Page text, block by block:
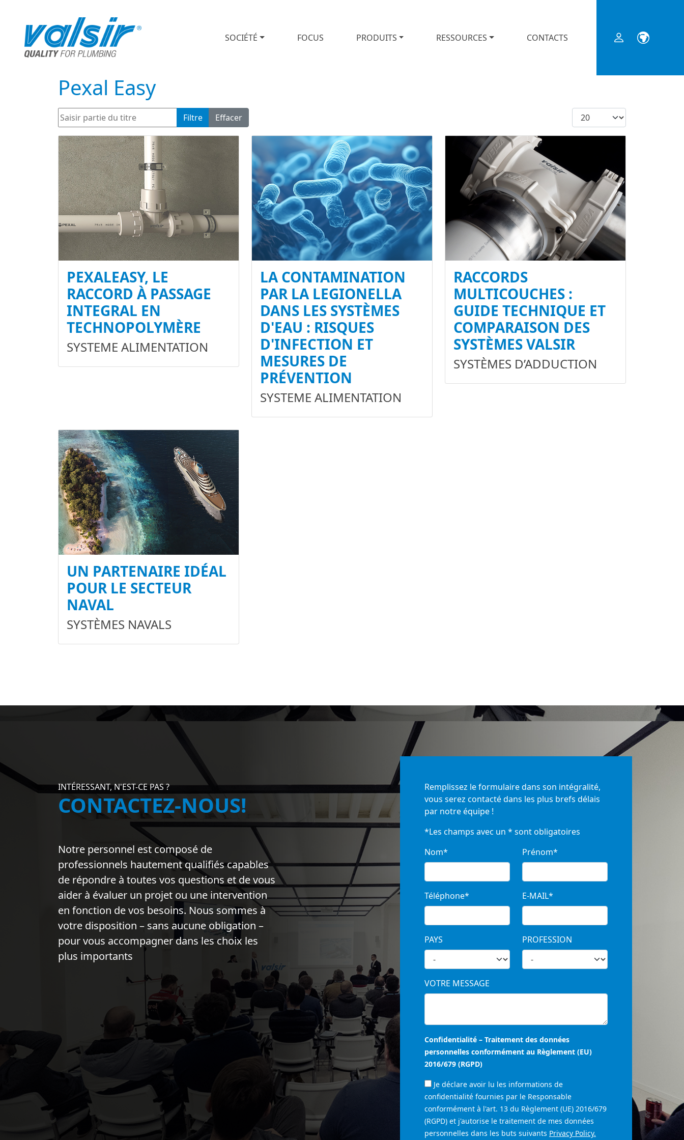
SOCIÉTÉ FOCUS PRODUITS RESSOURCES CONTACTS
Pexal Easy
Saisir partie du titre Filtre Effacer Afficher #
PEXALEASY, LE
RACCORD À PASSAGE
INTEGRAL EN
TECHNOPOLYMÈRE
SYSTEME ALIMENTATION
LA CONTAMINATION
PAR LA LEGIONELLA
DANS LES SYSTÈMES
D'EAU : RISQUES
D'INFECTION ET
MESURES DE
PRÉVENTION
SYSTEME ALIMENTATION
RACCORDS
MULTICOUCHES :
GUIDE TECHNIQUE ET
COMPARAISON DES
SYSTÈMES VALSIR
SYSTÈMES D’ADDUCTION
UN PARTENAIRE IDÉAL
POUR LE SECTEUR
NAVAL
SYSTÈMES NAVALS
INTÉRESSANT, N'EST-CE PAS ?
CONTACTEZ-NOUS!
Notre personnel est composé de
professionnels hautement qualifiés capables
de répondre à toutes vos questions et de vous
aider à évaluer un projet ou une intervention
en fonction de vos besoins. Nous sommes à
votre disposition – sans aucune obligation –
pour vous accompagner dans les choix les
plus importants
Remplissez le formulaire dans son intégralité,
vous serez contacté dans les plus brefs délais
par notre équipe !
*Les champs avec un * sont obligatoires
Nom*
Prénom*
Téléphone* E-MAIL*
PAYS PROFESSION
VOTRE MESSAGE
Confidentialité – Traitement des données
personnelles conformément au Règlement (EU)
2016/679 (RGPD)
Je déclare avoir lu les informations de
confidentialité fournies par le Responsable
conformément à l'art. 13 du Règlement (UE) 2016/679
(RGPD) et j'autorise le traitement de mes données
personnelles dans les buts suivants Privacy Policy.